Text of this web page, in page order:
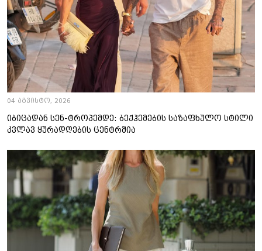
04 აგვისტო, 2026
იბიცადან სენ-ტროპემდე: ბექჰემების საზაფხულო სტილი
კვლავ ყურადღების ცენტრშია